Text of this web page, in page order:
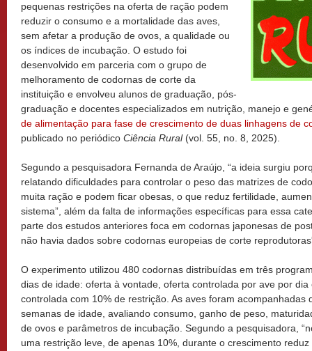
pequenas restrições na oferta de ração podem
reduzir o consumo e a mortalidade das aves,
sem afetar a produção de ovos, a qualidade ou
os índices de incubação. O estudo foi
desenvolvido em parceria com o grupo de
melhoramento de codornas de corte da
instituição e envolveu alunos de graduação, pós-
graduação e docentes especializados em nutrição, manejo e
de alimentação para fase de crescimento de duas linhagens de
publicado no periódico Ciência Rural(vol. 55, no. 8, 2025).
Segundo a pesquisadora Fernanda de Araújo, “a ideia surgiu
relatando dificuldades para controlar o peso das matrizes de
muita ração e podem ficar obesas, o que reduz fertilidade,
sistema”, além da falta de informações específicas para essa
parte dos estudos anteriores foca em codornas japonesas de
não havia dados sobre codornas europeias de corte
O experimento utilizou 480 codornas distribuídas em três
dias de idade: oferta à vontade, oferta controlada por ave por
controlada com 10% de restrição. As aves foram acompanhadas
semanas de idade, avaliando consumo, ganho de peso,
de ovos e parâmetros de incubação. Segundo a pesquisadora,
uma restrição leve, de apenas 10%, durante o crescimento